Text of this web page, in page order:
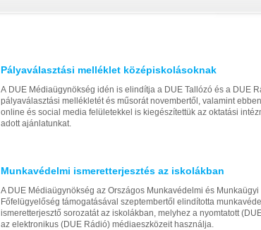
Pályaválasztási melléklet középiskolásoknak
A DUE Médiaügynökség idén is elindítja a DUE Tallózó és a DUE
pályaválasztási mellékletét és műsorát novembertől, valamint
online és social media felületekkel is kiegészítettük az oktatási
adott ajánlatunkat.
Munkavédelmi ismeretterjesztés az iskolákban
A DUE Médiaügynökség az Országos Munkavédelmi és Munkaügyi
Főfelügyelőség támogatásával szeptembertől elindította
ismeretterjesztő sorozatát az iskolákban, melyhez a nyomtatott
az elektronikus (DUE Rádió) médiaeszközeit használja.